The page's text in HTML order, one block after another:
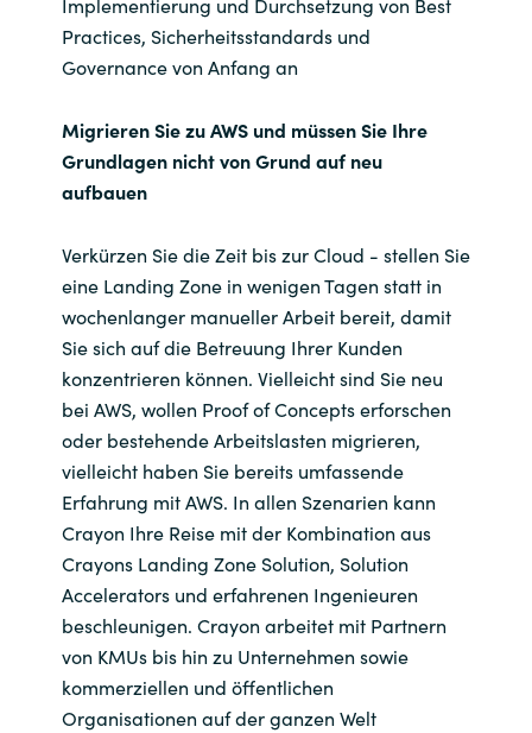
Practices, Sicherheitsstandards und
Governance von Anfang an
Migrieren Sie zu AWS und müssen Sie Ihre
Grundlagen nicht von Grund auf neu
aufbauen
Verkürzen Sie die Zeit bis zur Cloud - stellen Sie
eine Landing Zone in wenigen Tagen statt in
wochenlanger manueller Arbeit bereit, damit
Sie sich auf die Betreuung Ihrer Kunden
konzentrieren können. Vielleicht sind Sie neu
bei AWS, wollen Proof of Concepts erforschen
oder bestehende Arbeitslasten migrieren,
vielleicht haben Sie bereits umfassende
Erfahrung mit AWS. In allen Szenarien kann
Crayon Ihre Reise mit der Kombination aus
Crayons Landing Zone Solution, Solution
Accelerators und erfahrenen Ingenieuren
beschleunigen. Crayon arbeitet mit Partnern
von KMUs bis hin zu Unternehmen sowie
kommerziellen und öffentlichen
Organisationen auf der ganzen Welt